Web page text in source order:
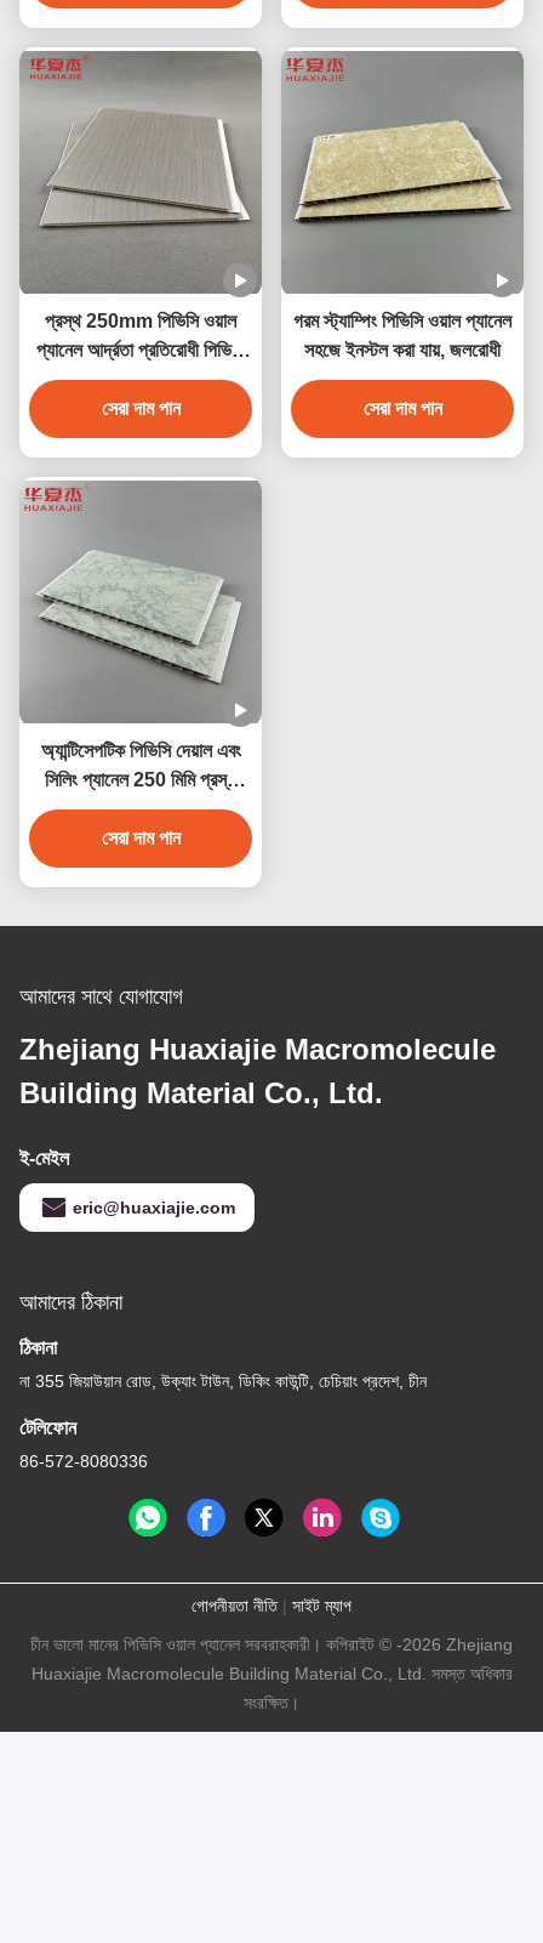
প্রস্থ 250mm পিভিসি ওয়াল
প্যানেল আর্দ্রতা প্রতিরোধী পিভিসি
সিলিং প্যানেল 250mmx5mm
সেরা দাম পান
গরম স্ট্যাম্পিং পিভিসি ওয়াল প্যানেল
সহজে ইনস্টল করা যায়, জলরোধী
সেরা দাম পান
অ্যান্টিসেপটিক পিভিসি দেয়াল এবং
সিলিং প্যানেল 250 মিমি প্রস্থ
জলরোধী অ্যান্টিকোরোসিভ
সেরা দাম পান
আমাদের সাথে যোগাযোগ
Zhejiang Huaxiajie Macromolecule
Building Material Co., Ltd.
ই-মেইল
eric@huaxiajie.com
আমাদের ঠিকানা
ঠিকানা
না 355 জিয়াউয়ান রোড, উক্যাং টাউন, ডিকিং কাউন্টি, চেচিয়াং প্রদেশ, চীন
টেলিফোন
86-572-8080336
গোপনীয়তা নীতি| সাইট ম্যাপ
চীন ভালো মানের পিভিসি ওয়াল প্যানেল সরবরাহকারী। কপিরাইট © -2026 Zhejiang
Huaxiajie Macromolecule Building Material Co., Ltd. সমস্ত অধিকার
সংরক্ষিত।